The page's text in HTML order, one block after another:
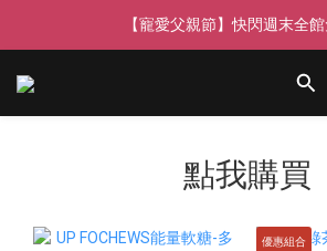
【寵愛父親節】快閃週末全
【寵愛父親節】快閃週末全
【寵愛88】指定商品任選2件
【寵愛父親節】快閃週末全館
點我購買
優惠組合